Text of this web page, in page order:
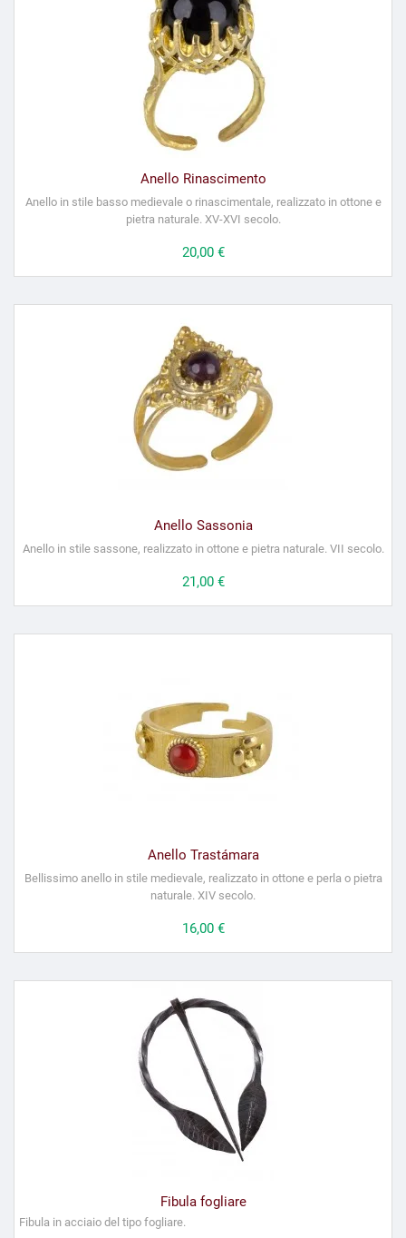
Anello Rinascimento
Anello in stile basso medievale o rinascimentale, realizzato in ottone e
pietra naturale. XV-XVI secolo.
Prezzo
20,00 €
Anello Sassonia
Anello in stile sassone, realizzato in ottone e pietra naturale. VII secolo.
Prezzo
21,00 €
Anello Trastámara
Bellissimo anello in stile medievale, realizzato in ottone e perla o pietra
naturale. XIV secolo.
Prezzo
16,00 €
Fibula fogliare
Fibula in acciaio del tipo fogliare.